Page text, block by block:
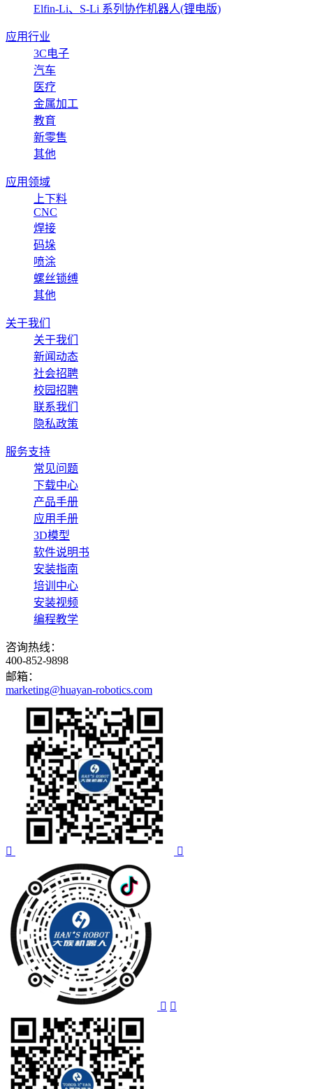
Elfin-Li、S-Li 系列协作机器人(锂电版)
应用行业
3C电子
汽车
医疗
金属加工
教育
新零售
其他
应用领域
上下料
CNC
焊接
码垛
喷涂
螺丝锁缚
其他
关于我们
关于我们
新闻动态
社会招聘
校园招聘
联系我们
隐私政策
服务支持
常见问题
下载中心
产品手册
应用手册
3D模型
软件说明书
安装指南
培训中心
安装视频
编程教学
咨询热线：
400-852-9898
邮箱：
marketing@huayan-robotics.com